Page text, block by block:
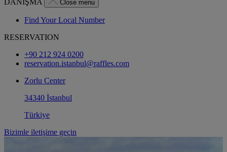
DANIŞMA Close menu
Find Your Local Number
RESERVATION
+90 212 924 0200
reservation.istanbul@raffles.com
Zorlu Center
34340 İstanbul
Türkiye
Bizimle iletişime geçin